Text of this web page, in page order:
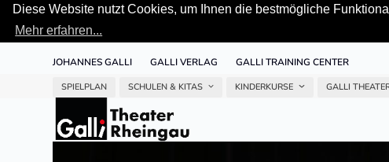
Diese Website nutzt Cookies, um Ihnen die bestmögliche
Mehr erfahren...
JOHANNES GALLI GALLI VERLAG GALLI TRAINING CENTER
SPIELPLAN SCHULEN & KITAS KINDERKURSE GALLI